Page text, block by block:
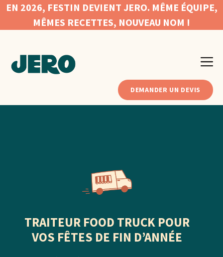
Aller
contenu
EN 2026, FESTIN DEVIENT JERO. MÊME ÉQUIPE,
MÊMES RECETTES, NOUVEAU NOM !
DEMANDER UN DEVIS
TRAITEUR FOOD TRUCK POUR
VOS FÊTES DE FIN D’ANNÉE